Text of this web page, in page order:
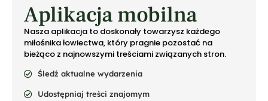
Aplikacja mobilna
Nasza aplikacja to doskonały towarzysz każdego
miłośnika łowiectwa, który pragnie pozostać na
bieżąco z najnowszymi treściami związanych stron.
Śledź aktualne wydarzenia
Udostępniaj treści znajomym